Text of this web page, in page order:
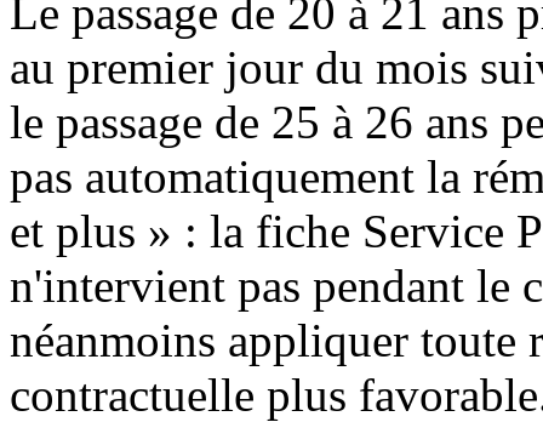
Le passage de 20 à 21
au premier jour du mois
le passage de 25 à 26 ans
pas automatiquement la
et plus » : la fiche Service
n'intervient pas pendant le
néanmoins appliquer toute
contractuelle plus